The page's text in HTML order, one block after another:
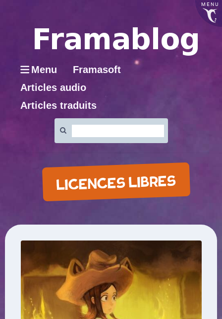
MENU
Menu
Framasoft
Articles audio
Articles traduits
:
LICENCES LIBRES